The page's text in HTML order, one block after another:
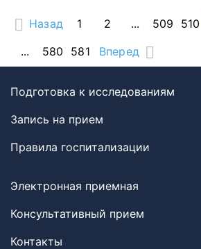
Назад 1 2 ... 509 510
...
580 581 Вперед
Подготовка к исследованиям
Запись на прием
Правила госпитализации
Электронная приемная
Консультативный прием
Контакты